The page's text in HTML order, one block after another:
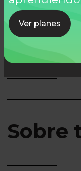
Ver planes
Lo
Sobre